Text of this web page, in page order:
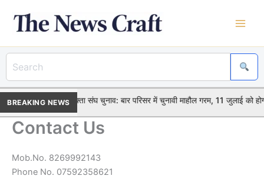
content
BREAKING NEWS
• विदिशा जिला अधिवक्ता संघ चुनाव: बार परिसर में चुनावी माहौल गरम, 11 जुलाई को
Contact Us
Mob.No. 8269992143
Phone No. 07592358621